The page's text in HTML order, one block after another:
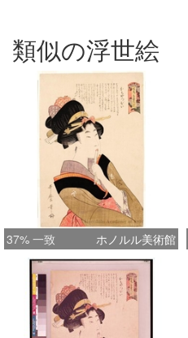
類似の浮世絵
37% 一致 ホノルル美術館